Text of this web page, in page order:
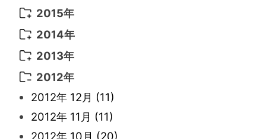
2022年 3月
2022年 2月
2022年 1月
2021年 6月
2021年 5月
2021年 4月
2021年 3月
2021年 2月(11)
2021年 1月(2)
2020年 3月
2019年 3月
2019年 1月
2017年 6月
2017年 5月
2016年 5月
2016年 4月
2016年 3月
2016年 2月
2016年 1月(10)
2015年
2015年 12月
2015年 11月
2015年 10月
2015年 9月 (13)
2015年 8月 (9)
2015年 7月(6)
2014年
2014年 12月
2014年 11月
2014年 10月 (6)
2014年 9月 (7)
2014年 8月(6)
2013年
2013年 12月
2013年 11月 (7)
2013年 10月(9)
2013年 9月 (9)
2012年
2012年 12月 (11)
2012年 11月 (11)
2012年 10月 (20)